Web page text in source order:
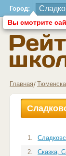
Город:
Вы смотрите
Главная
1.
2.
Сказка,